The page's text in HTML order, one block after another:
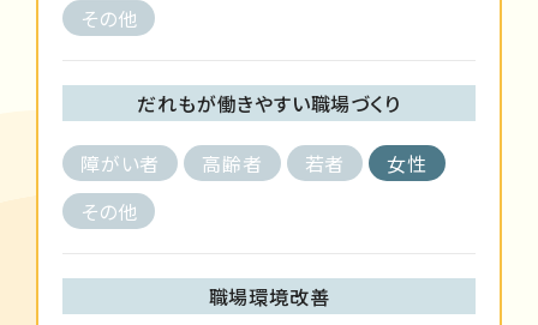
その他
だれもが働きやすい職場づくり
障がい者 高齢者 若者
女性
その他
職場環境改善